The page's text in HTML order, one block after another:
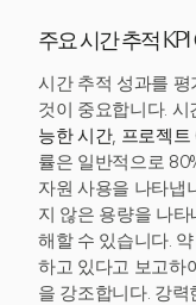
주요 시간 추적 KPI
시간 추적 성과를
것이 중요합니다.
능한 시간, 프로젝트
률은 일반적으로
자원 사용을 나타냅
지 않은 용량을 나
해할 수 있습니다.
하고 있다고 보고하
을 강조합니다. 강